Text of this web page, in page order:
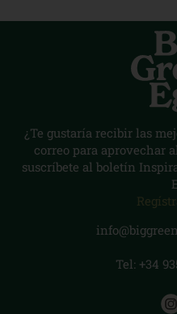
¿Te gustaría recibir las
correo para aprovechar
suscríbete al boletín
Tel: +34